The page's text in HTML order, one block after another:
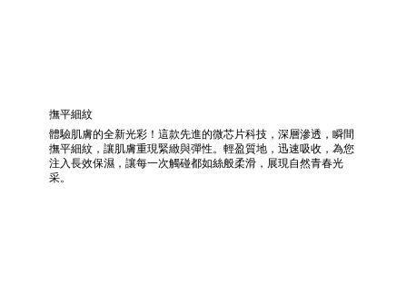
撫平細紋
體驗肌膚的全新光彩！這款先進的微芯片科技，深層滲透，瞬間
撫平細紋，讓肌膚重現緊緻與彈性。輕盈質地，迅速吸收，為您
注入長效保濕，讓每一次觸碰都如絲般柔滑，展現自然青春光
采。